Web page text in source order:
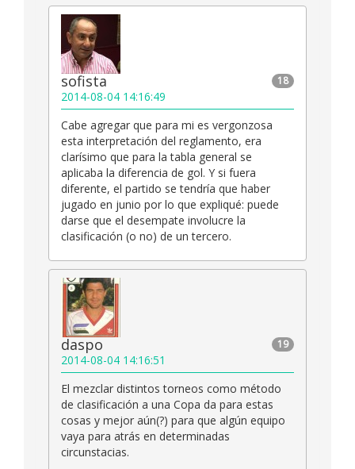
18
sofista
2014-08-04 14:16:49
Cabe agregar que para mi es vergonzosa
esta interpretación del reglamento, era
clarísimo que para la tabla general se
aplicaba la diferencia de gol. Y si fuera
diferente, el partido se tendría que haber
jugado en junio por lo que expliqué: puede
darse que el desempate involucre la
clasificación (o no) de un tercero.
19
daspo
2014-08-04 14:16:51
El mezclar distintos torneos como método
de clasificación a una Copa da para estas
cosas y mejor aún(?) para que algún equipo
vaya para atrás en determinadas
circunstacias.